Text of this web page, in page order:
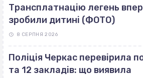
Трансплатнацію легень
зробили дитині (ФОТО)
8 СЕРПНЯ 2026
Поліція Черкас перевірила
та 12 закладів: що виявила